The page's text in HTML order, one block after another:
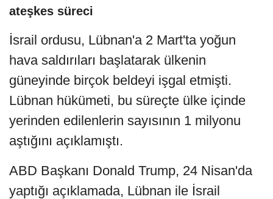
ateşkes süreci
İsrail ordusu, Lübnan'a 2 Mart'ta yoğun
hava saldırıları başlatarak ülkenin
güneyinde birçok beldeyi işgal etmişti.
Lübnan hükümeti, bu süreçte ülke içinde
yerinden edilenlerin sayısının 1 milyonu
aştığını açıklamıştı.
ABD Başkanı Donald Trump, 24 Nisan'da
yaptığı açıklamada, Lübnan ile İsrail